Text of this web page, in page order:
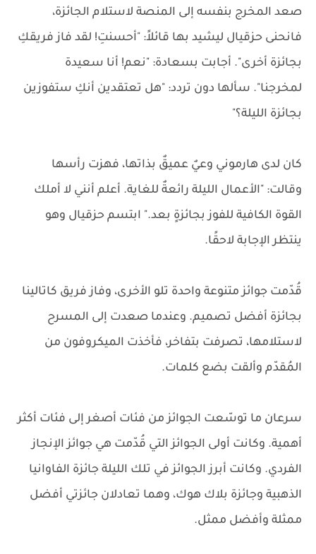
صعد المخرج بنفسه إلى المنصة لاستلام الجائزة،
فانحنى حزقيال ليشيد بها قائلاً: "أحسنتِ! لقد فاز فريقكِ
بجائزة أخرى". أجابت بسعادة: "نعم! أنا سعيدة
لمخرجنا". سألها دون تردد: "هل تعتقدين أنكِ ستفوزين
بجائزة الليلة؟"
كان لدى هارموني وعيٌ عميقٌ بذاتها، فهزت رأسها
وقالت: "الأعمال الليلة رائعةٌ للغاية. أعلم أنني لا أملك
القوة الكافية للفوز بجائزةٍ بعد." ابتسم حزقيال وهو
ينتظر الإجابة لاحقًا.
قُدّمت جوائز متنوعة واحدة تلو الأخرى، وفاز فريق كاتالينا
بجائزة أفضل تصميم. وعندما صعدت إلى المسرح
لاستلامها، تصرفت بتفاخر، فأخذت الميكروفون من
المُقدّم وألقت بضع كلمات.
سرعان ما توسّعت الجوائز من فئات أصغر إلى فئات أكثر
أهمية. وكانت أولى الجوائز التي قُدّمت هي جوائز الإنجاز
الفردي. وكانت أبرز الجوائز في تلك الليلة جائزة الفاوانيا
الذهبية وجائزة بلاك هوك، وهما تعادلان جائزتي أفضل
ممثلة وأفضل ممثل.